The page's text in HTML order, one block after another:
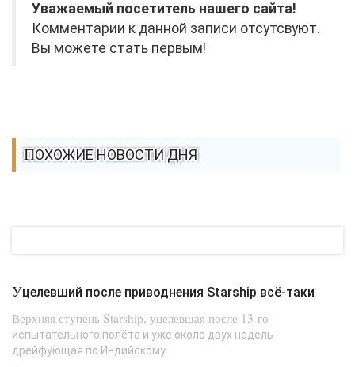
Уважаемый посетитель нашего сайта!
Комментарии к данной записи отсутсвуют.
Вы можете стать первым!
ПОХОЖИЕ НОВОСТИ ДНЯ
Уцелевший после приводнения Starship всё-таки
Верхняя ступень Starship, уцелевшая после 13-го
испытательного полёта и уже около двух недель
дрейфующая по Индийскому...